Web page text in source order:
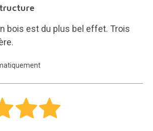
bois est du plus bel effet. Trois